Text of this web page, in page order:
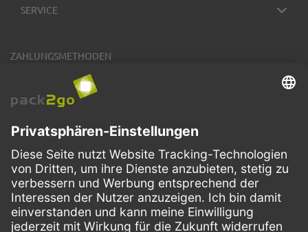
SERVICE
ZAHLUNGSMETHODEN
VERSANDARTEN
FacebookInstagramLinkedIn